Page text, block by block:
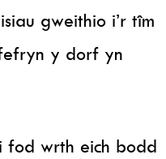
gweithio i’r tîm
y dorf yn
fod wrth eich bodd